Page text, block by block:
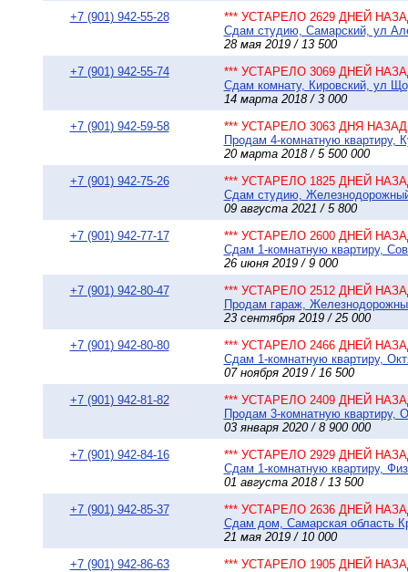
+7 (901) 942-55-28
*** УСТАРЕЛО 2629 ДНЕЙ
Сдам студию, Самарский, ул
28 мая 2019 / 13 500
+7 (901) 942-55-74
*** УСТАРЕЛО 3069 ДНЕЙ
Сдам комнату, Кировский, ул
14 марта 2018 / 3 000
+7 (901) 942-59-58
*** УСТАРЕЛО 3063 ДНЯ НАЗАД
Продам 4-комнатную квартиру,
20 марта 2018 / 5 500 000
+7 (901) 942-75-26
*** УСТАРЕЛО 1825 ДНЕЙ
Сдам студию,
09 августа 2021 / 5 800
+7 (901) 942-77-17
*** УСТАРЕЛО 2600 ДНЕЙ
Сдам 1-комнатную квартиру,
26 июня 2019 / 9 000
+7 (901) 942-80-47
*** УСТАРЕЛО 2512 ДНЕЙ
Продам гараж,
23 сентября 2019 / 25 000
+7 (901) 942-80-80
*** УСТАРЕЛО 2466 ДНЕЙ
Сдам 1-комнатную квартиру,
07 ноября 2019 / 16 500
+7 (901) 942-81-82
*** УСТАРЕЛО 2409 ДНЕЙ
Продам 3-комнатную квартиру,
03 января 2020 / 8 900 000
+7 (901) 942-84-16
*** УСТАРЕЛО 2929 ДНЕЙ
Сдам 1-комнатную квартиру,
01 августа 2018 / 13 500
+7 (901) 942-85-37
*** УСТАРЕЛО 2636 ДНЕЙ
Сдам дом, Самарская область
21 мая 2019 / 10 000
+7 (901) 942-86-63
*** УСТАРЕЛО 1905 ДНЕЙ